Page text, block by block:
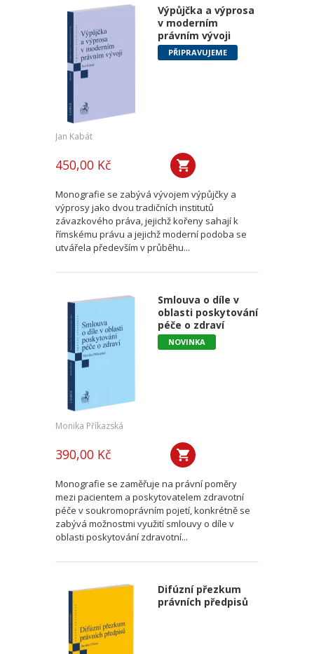
Výpůjčka a výprosa
v moderním
právním vývoji
PŘIPRAVUJEME
Jan Kabát
450,00 Kč
Monografie se zabývá vývojem výpůjčky a
výprosy jako dvou tradičních institutů
závazkového práva, jejichž kořeny sahají k
římskému právu a jejichž moderní podoba se
utvářela především v průběhu...
Smlouva o díle v
oblasti poskytování
péče o zdraví
NOVINKA
Monika Příkazská
390,00 Kč
Monografie se zaměřuje na právní poměry
mezi pacientem a poskytovatelem zdravotní
péče v soukromoprávním pojetí, konkrétně se
zabývá možnostmi využití smlouvy o díle v
oblasti poskytování zdravotní...
Difúzní přezkum
právních předpisů